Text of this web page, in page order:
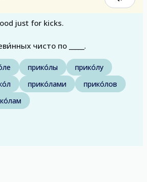
just for kicks.
чисто по _____.
прико́лы
прико́лу
прико́лами
прико́лов